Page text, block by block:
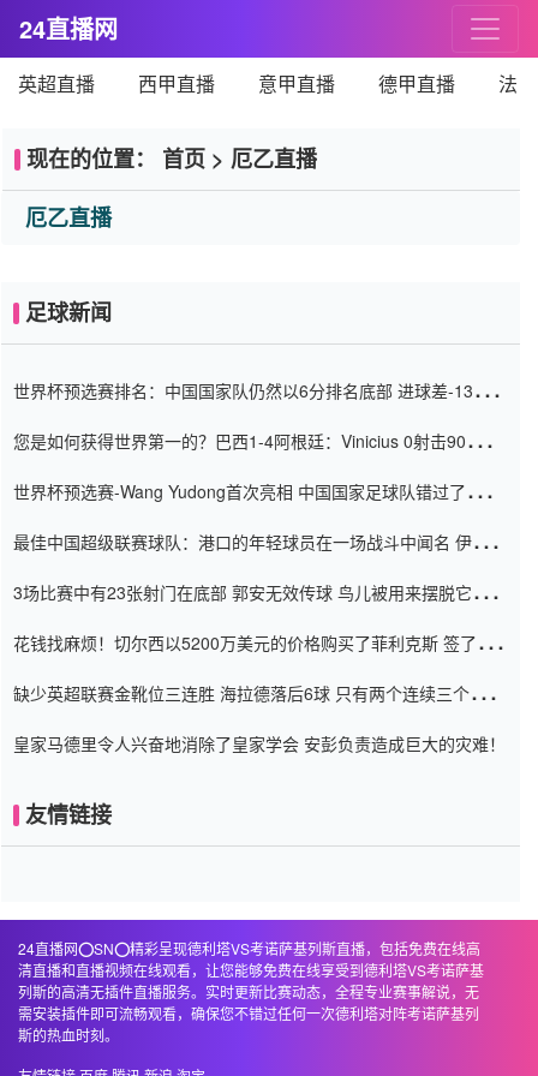
24直播网
英超直播 西甲直播 意甲直播 德甲直播 法
现在的位置： 首页 > 厄乙直播
厄乙直播
足球新闻
世界杯预选赛排名：中国国家队仍然以6分排名底部 进球差-13令人
您是如何获得世界第一的？巴西1-4阿根廷：Vinicius 0射击90分钟
世界杯预选赛-Wang Yudong首次亮相 中国国家足球队错过了世界
最佳中国超级联赛球队：港口的年轻球员在一场战斗中闻名 伊万放
3场比赛中有23张射门在底部 郭安无效传球 鸟儿被用来摆脱它
花钱找麻烦！切尔西以5200万美元的价格购买了菲利克斯 签了7年
缺少英超联赛金靴位三连胜 海拉德落后6球 只有两个连续三个连续
皇家马德里令人兴奋地消除了皇家学会 安彭负责造成巨大的灾难！
友情链接
24直播网⭕️SN⭕️精彩呈现德利塔VS考诺萨基列斯直播，包括免费在线高
清直播和直播视频在线观看，让您能够免费在线享受到德利塔VS考诺萨基
列斯的高清无插件直播服务。实时更新比赛动态，全程专业赛事解说，无
需安装插件即可流畅观看，确保您不错过任何一次德利塔对阵考诺萨基列
斯的热血时刻。